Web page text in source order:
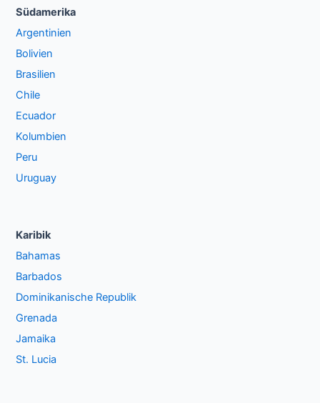
Südamerika
Argentinien
Bolivien
Brasilien
Chile
Ecuador
Kolumbien
Peru
Uruguay
Karibik
Bahamas
Barbados
Dominikanische Republik
Grenada
Jamaika
St. Lucia